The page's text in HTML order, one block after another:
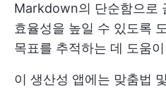
Markdown의 단순함으로
효율성을 높일 수 있도록
목표를 추적하는 데 도움
이 생산성 앱에는 맞춤법